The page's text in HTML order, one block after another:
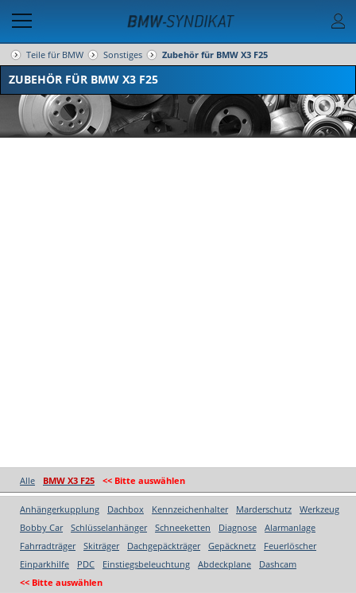
Teile für BMW Sonstiges Zubehör für BMW X3 F25
ZUBEHÖR FÜR BMW X3 F25
Alle BMW X3 F25 << Bitte auswählen
Anhängerkupplung Dachbox Kennzeichenhalter Marderschutz
Werkzeug
Bobby Car
Schlüsselanhänger Schneeketten Diagnose
Alarmanlage
Fahrradträger
Skiträger Dachgepäckträger Gepäcknetz
Feuerlöscher
Einparkhilfe
PDC Einstiegsbeleuchtung Abdeckplane
Dashcam
<< Bitte auswählen